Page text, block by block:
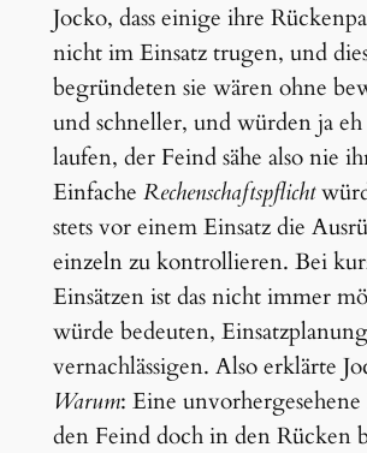
Jocko, dass einige ihre
nicht im Einsatz trugen, und
begründeten sie wären ohne
und schneller, und würden ja
laufen, der Feind sähe also nie
Einfache Rechenschaftspflicht
stets vor einem Einsatz die
einzeln zu kontrollieren. Bei
Einsätzen ist das nicht immer
würde bedeuten,
vernachlässigen. Also erklärte
Warum: Eine
den Feind doch in den Rücken